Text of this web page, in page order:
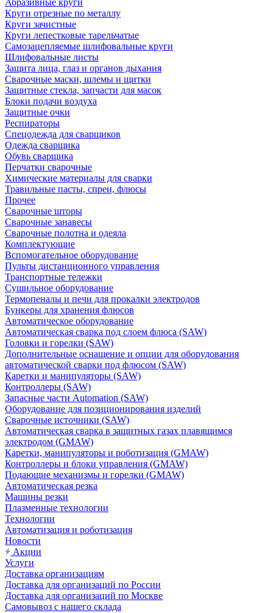
Абразивные круги
Круги отрезные по металлу
Круги зачистные
Круги лепестковые тарельчатые
Самозацепляемые шлифовальные круги
Шлифовальные листы
Защита лица, глаз и органов дыхания
Сварочные маски, шлемы и щитки
Защитные стекла, запчасти для масок
Блоки подачи воздуха
Защитные очки
Респираторы
Спецодежда для сварщиков
Одежда сварщика
Обувь сварщика
Перчатки сварочные
Химические материалы для сварки
Травильные пасты, спреи, флюсы
Прочее
Сварочные шторы
Сварочные занавесы
Сварочные полотна и одеяла
Комплектующие
Вспомогательное оборудование
Пульты дистанционного управления
Транспортные тележки
Сушильное оборудование
Термопеналы и печи для прокалки электродов
Бункеры для хранения флюсов
Автоматическое оборудование
Автоматическая сварка под слоем флюса (SAW)
Головки и горелки (SAW)
Дополнительные оснащение и опции для оборудования
автоматической сварки под флюсом (SAW)
Каретки и манипуляторы (SAW)
Контроллеры (SAW)
Запасные части Automation (SAW)
Оборудование для позиционирования изделий
Сварочные источники (SAW)
Автоматическая сварка в защитных газах плавящимся
электродом (GMAW)
Каретки, манипуляторы и роботизация (GMAW)
Контроллеры и блоки управления (GMAW)
Подающие механизмы и горелки (GMAW)
Автоматическая резка
Машины резки
Плазменные технологии
Технологии
Автоматизация и роботизация
Новости
Акции
Услуги
Доставка организациям
Доставка для организаций по России
Доставка для организаций по Москве
Самовывоз с нашего склада